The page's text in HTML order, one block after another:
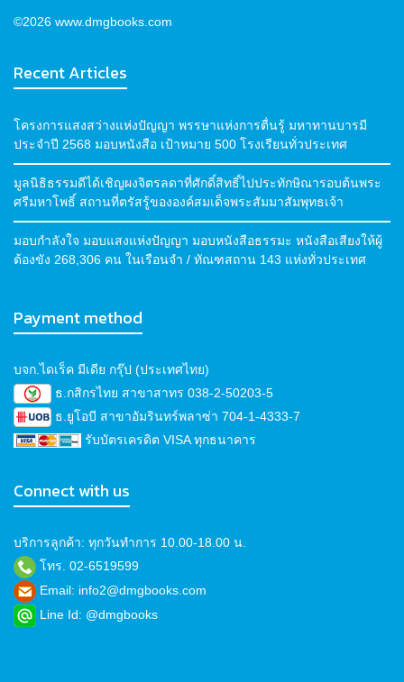
©2026 www.dmgbooks.com
Recent Articles
โครงการแสงสว่างแห่งปัญญา พรรษาแห่งการตื่นรู้ มหาทานบารมี
ประจำปี 2568 มอบหนังสือ เป้าหมาย 500 โรงเรียนทั่วประเทศ
มูลนิธิธรรมดีได้เชิญผงจิตรลดาที่ศักดิ์สิทธิ์ไปประทักษิณารอบต้นพระ
ศรีมหาโพธิ์ สถานที่ตรัสรู้ขององค์สมเด็จพระสัมมาสัมพุทธเจ้า
มอบกำลังใจ มอบแสงแห่งปัญญา มอบหนังสือธรรมะ หนังสือเสียงให้ผู้
ต้องขัง 268,306 คน ในเรือนจำ / ทัณฑสถาน 143 แห่งทั่วประเทศ
Payment method
บจก.ไดเร็ค มีเดีย กรุ๊ป (ประเทศไทย)
ธ.กสิกรไทย สาขาสาทร 038-2-50203-5
ธ.ยูโอบี สาขาอัมรินทร์พลาซ่า 704-1-4333-7
รับบัตรเครดิต VISA ทุกธนาคาร
Connect with us
บริการลูกค้า: ทุกวันทำการ 10.00-18.00 น.
โทร. 02-6519599
Email: info2@dmgbooks.com
Line Id: @dmgbooks